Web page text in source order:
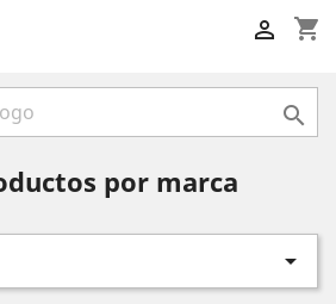
shopping_cart


por marca
